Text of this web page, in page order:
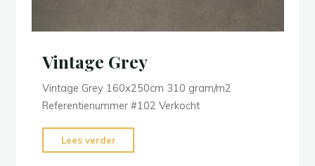
Vintage Grey
Vintage Grey 160x250cm 310 gram/m2
Referentienummer #102 Verkocht
Lees verder
Grey"